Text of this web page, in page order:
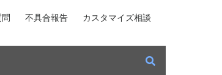
不具合報告 カスタマイズ相談